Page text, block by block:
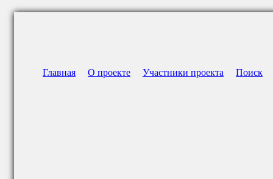
Главная О проекте Участники проекта Поиск